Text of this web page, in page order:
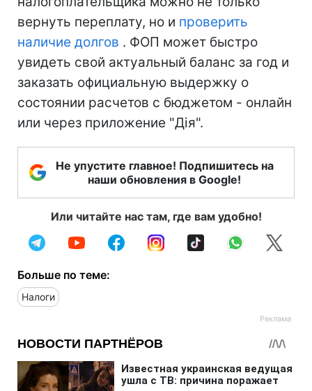
вернуть переплату, но и проверить
наличие долгов . ФОП может быстро
увидеть свой актуальный баланс за год и
заказать официальную выдержку о
состоянии расчетов с бюджетом - онлайн
или через приложение "Дія".
Не упустите главное! Подпишитесь на
наши обновления в Google!
Или читайте нас там, где вам удобно!
Больше по теме:
Налоги